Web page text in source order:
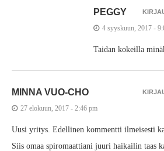
PEGGY
4 syyskuun, 2017 -
Taidan kokeilla
MINNA VUO-CHO
27 elokuun, 2017 - 2:46 pm
Uusi yritys. Edellinen kommentti ilmeisesti
Siis omaa spiromaattiani juuri haikailin taas